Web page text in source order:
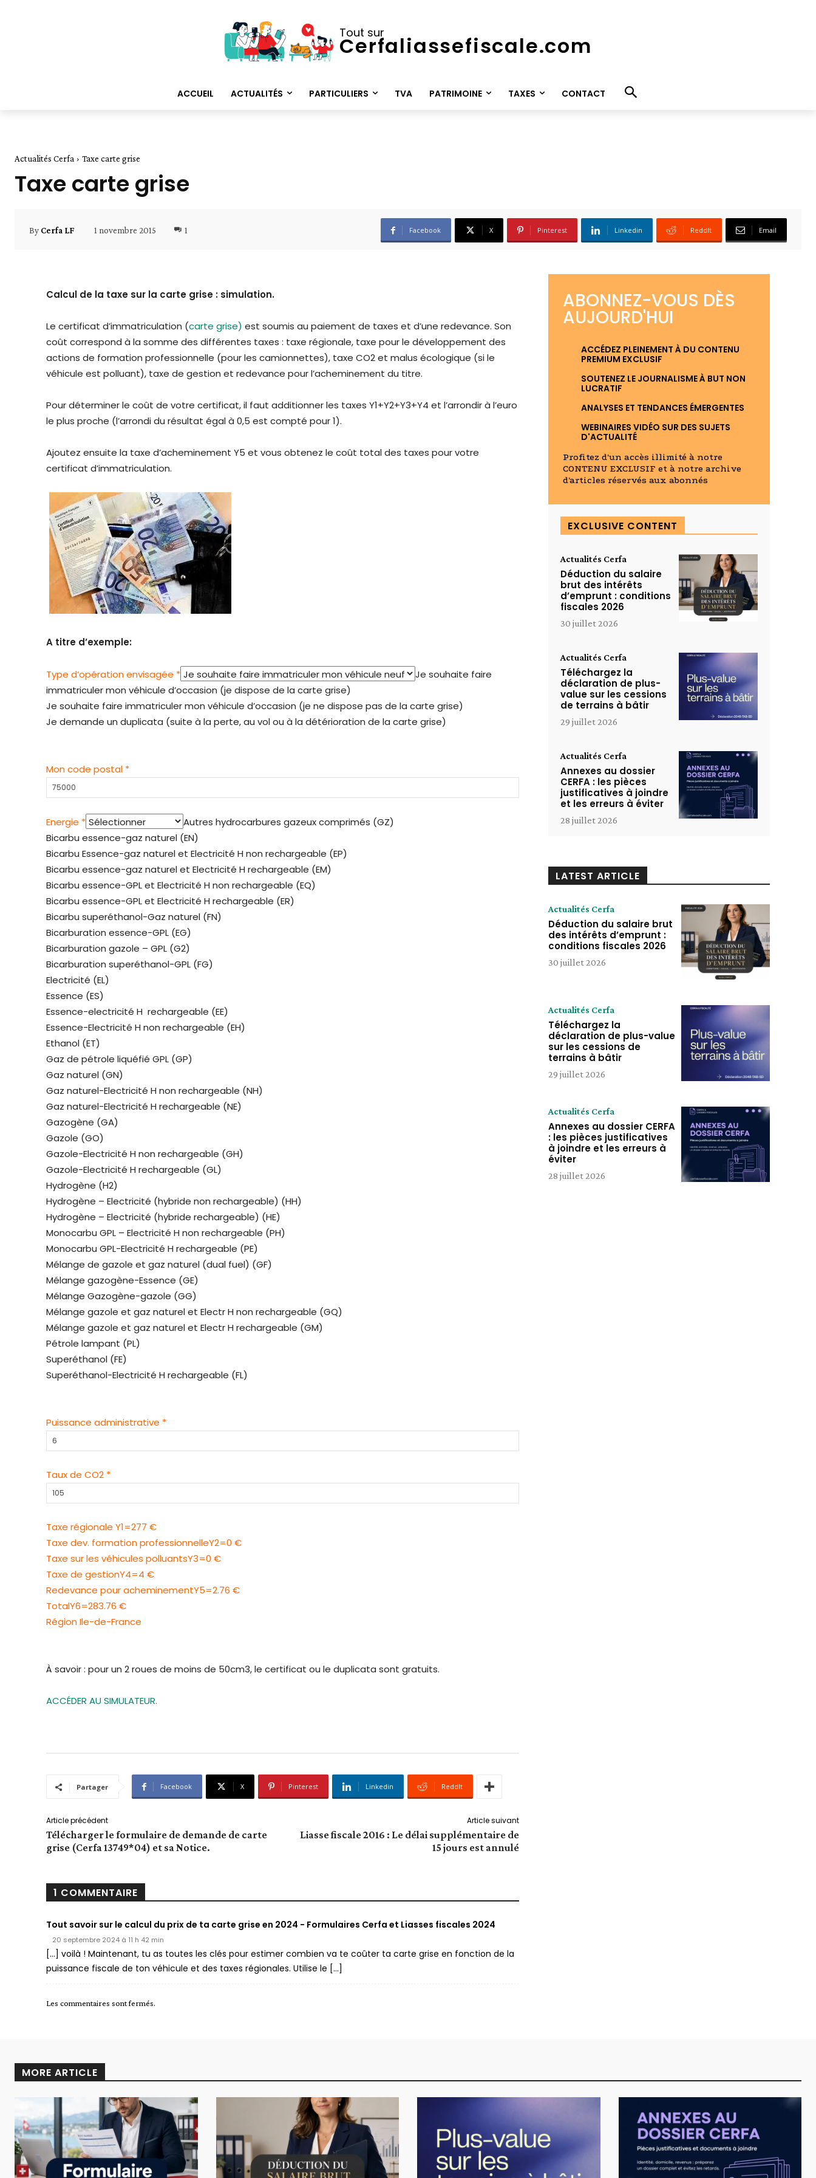
Tout sur
Cerfaliassefiscale.com
ACCUEIL ACTUALITÉS PARTICULIERS TVA PATRIMOINE TAXES CONTACT
Actualités Cerfa Taxe carte grise
Taxe carte grise
By Cerfa LF 1 novembre 2015 1 Facebook X Pinterest Linkedin ReddIt Email
Calcul de la taxe sur la carte grise : simulation.
Le certificat d’immatriculation (carte grise) est soumis au paiement de taxes et d’une redevance. Son
coût correspond à la somme des différentes taxes : taxe régionale, taxe pour le développement des
actions de formation professionnelle (pour les camionnettes), taxe CO2 et malus écologique (si le
véhicule est polluant), taxe de gestion et redevance pour l’acheminement du titre.
Pour déterminer le coût de votre certificat, il faut additionner les taxes Y1+Y2+Y3+Y4 et l’arrondir à l’euro
le plus proche (l’arrondi du résultat égal à 0,5 est compté pour 1).
Ajoutez ensuite la taxe d’acheminement Y5 et vous obtenez le coût total des taxes pour votre
certificat d’immatriculation.
A titre d’exemple:
Type d’opération envisagée *
Je souhaite faire
immatriculer mon véhicule d’occasion (je dispose de la carte grise)
Je souhaite faire immatriculer mon véhicule d’occasion (je ne dispose pas de la carte grise)
Je demande un duplicata (suite à la perte, au vol ou à la détérioration de la carte grise)
Mon code postal *
Energie *
Autres hydrocarbures gazeux comprimés (GZ)
Bicarbu essence-gaz naturel (EN)
Bicarbu Essence-gaz naturel et Electricité H non rechargeable (EP)
Bicarbu essence-gaz naturel et Electricité H rechargeable (EM)
Bicarbu essence-GPL et Electricité H non rechargeable (EQ)
Bicarbu essence-GPL et Electricité H rechargeable (ER)
Bicarbu superéthanol-Gaz naturel (FN)
Bicarburation essence-GPL (EG)
Bicarburation gazole – GPL (G2)
Bicarburation superéthanol-GPL (FG)
Electricité (EL)
Essence (ES)
Essence-electricité H rechargeable (EE)
Essence-Electricité H non rechargeable (EH)
Ethanol (ET)
Gaz de pétrole liquéfié GPL (GP)
Gaz naturel (GN)
Gaz naturel-Electricité H non rechargeable (NH)
Gaz naturel-Electricité H rechargeable (NE)
Gazogène (GA)
Gazole (GO)
Gazole-Electricité H non rechargeable (GH)
Gazole-Electricité H rechargeable (GL)
Hydrogène (H2)
Hydrogène – Electricité (hybride non rechargeable) (HH)
Hydrogène – Electricité (hybride rechargeable) (HE)
Monocarbu GPL – Electricité H non rechargeable (PH)
Monocarbu GPL-Electricité H rechargeable (PE)
Mélange de gazole et gaz naturel (dual fuel) (GF)
Mélange gazogène-Essence (GE)
Mélange Gazogène-gazole (GG)
Mélange gazole et gaz naturel et Electr H non rechargeable (GQ)
Mélange gazole et gaz naturel et Electr H rechargeable (GM)
Pétrole lampant (PL)
Superéthanol (FE)
Superéthanol-Electricité H rechargeable (FL)
Puissance administrative *
Taux de CO2 *
Taxe régionale Y1=277 €
Taxe dev. formation professionnelleY2=0 €
Taxe sur les véhicules polluantsY3=0 €
Taxe de gestionY4=4 €
Redevance pour acheminementY5=2.76 €
TotalY6=283.76 €
RégionIle-de-France
À savoir : pour un 2 roues de moins de 50cm3, le certificat ou le duplicata sont gratuits.
ACCÉDER AU SIMULATEUR.
Partager Facebook X Pinterest Linkedin ReddIt
Article précédent
Télécharger le formulaire de demande de carte
grise (Cerfa 13749*04) et sa Notice.
Article suivant
Liasse fiscale 2016 : Le délai supplémentaire de
15 jours est annulé
1 COMMENTAIRE
Tout savoir sur le calcul du prix de ta carte grise en 2024 - Formulaires Cerfa et Liasses fiscales 2024
20 septembre 2024 à 11 h 42 min
[…] voilà ! Maintenant, tu as toutes les clés pour estimer combien va te coûter ta carte grise en fonction de la
puissance fiscale de ton véhicule et des taxes régionales. Utilise le […]
Les commentaires sont fermés.
ABONNEZ-VOUS DÈS
AUJOURD'HUI
ACCÉDEZ PLEINEMENT À DU CONTENU
PREMIUM EXCLUSIF
SOUTENEZ LE JOURNALISME À BUT NON
LUCRATIF
ANALYSES ET TENDANCES ÉMERGENTES
WEBINAIRES VIDÉO SUR DES SUJETS
D'ACTUALITÉ
Profitez d'un accès illimité à notre
CONTENU EXCLUSIF et à notre archive
d'articles réservés aux abonnés
EXCLUSIVE CONTENT
Actualités Cerfa
Déduction du salaire
brut des intérêts
d’emprunt : conditions
fiscales 2026
30 juillet 2026
Actualités Cerfa
Téléchargez la
déclaration de plus-
value sur les cessions
de terrains à bâtir
29 juillet 2026
Actualités Cerfa
Annexes au dossier
CERFA : les pièces
justificatives à joindre
et les erreurs à éviter
28 juillet 2026
LATEST ARTICLE
Actualités Cerfa
Déduction du salaire brut
des intérêts d’emprunt :
conditions fiscales 2026
30 juillet 2026
Actualités Cerfa
Téléchargez la
déclaration de plus-value
sur les cessions de
terrains à bâtir
29 juillet 2026
Actualités Cerfa
Annexes au dossier CERFA
: les pièces justificatives
à joindre et les erreurs à
éviter
28 juillet 2026
MORE ARTICLE